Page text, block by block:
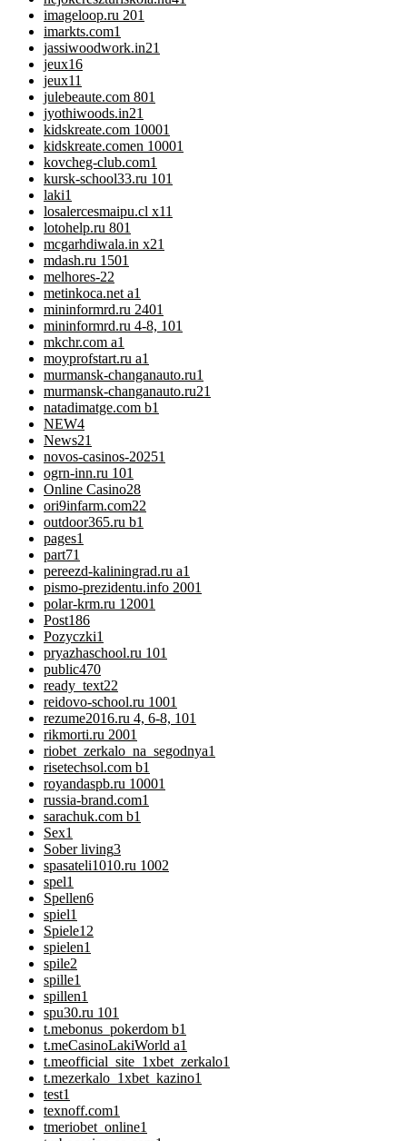
imageloop.ru 201
imarkts.com1
jassiwoodwork.in21
jeux16
jeux11
julebeaute.com 801
jyothiwoods.in21
kidskreate.com 10001
kidskreate.comen 10001
kovcheg-club.com1
kursk-school33.ru 101
laki1
losalercesmaipu.cl x11
lotohelp.ru 801
mcgarhdiwala.in x21
mdash.ru 1501
melhores-22
metinkoca.net a1
mininformrd.ru 2401
mininformrd.ru 4-8, 101
mkchr.com a1
moyprofstart.ru a1
murmansk-changanauto.ru1
murmansk-changanauto.ru21
natadimatge.com b1
NEW4
News21
novos-casinos-20251
ogrn-inn.ru 101
Online Casino28
ori9infarm.com22
outdoor365.ru b1
pages1
part71
pereezd-kaliningrad.ru a1
pismo-prezidentu.info 2001
polar-krm.ru 12001
Post186
Pozyczki1
pryazhaschool.ru 101
public470
ready_text22
reidovo-school.ru 1001
rezume2016.ru 4, 6-8, 101
rikmorti.ru 2001
riobet_zerkalo_na_segodnya1
risetechsol.com b1
royandaspb.ru 10001
russia-brand.com1
sarachuk.com b1
Sex1
Sober living3
spasateli1010.ru 1002
spel1
Spellen6
spiel1
Spiele12
spielen1
spile2
spille1
spillen1
spu30.ru 101
t.mebonus_pokerdom b1
t.meCasinoLakiWorld a1
t.meofficial_site_1xbet_zerkalo1
t.mezerkalo_1xbet_kazino1
test1
texnoff.com1
tmeriobet_online1